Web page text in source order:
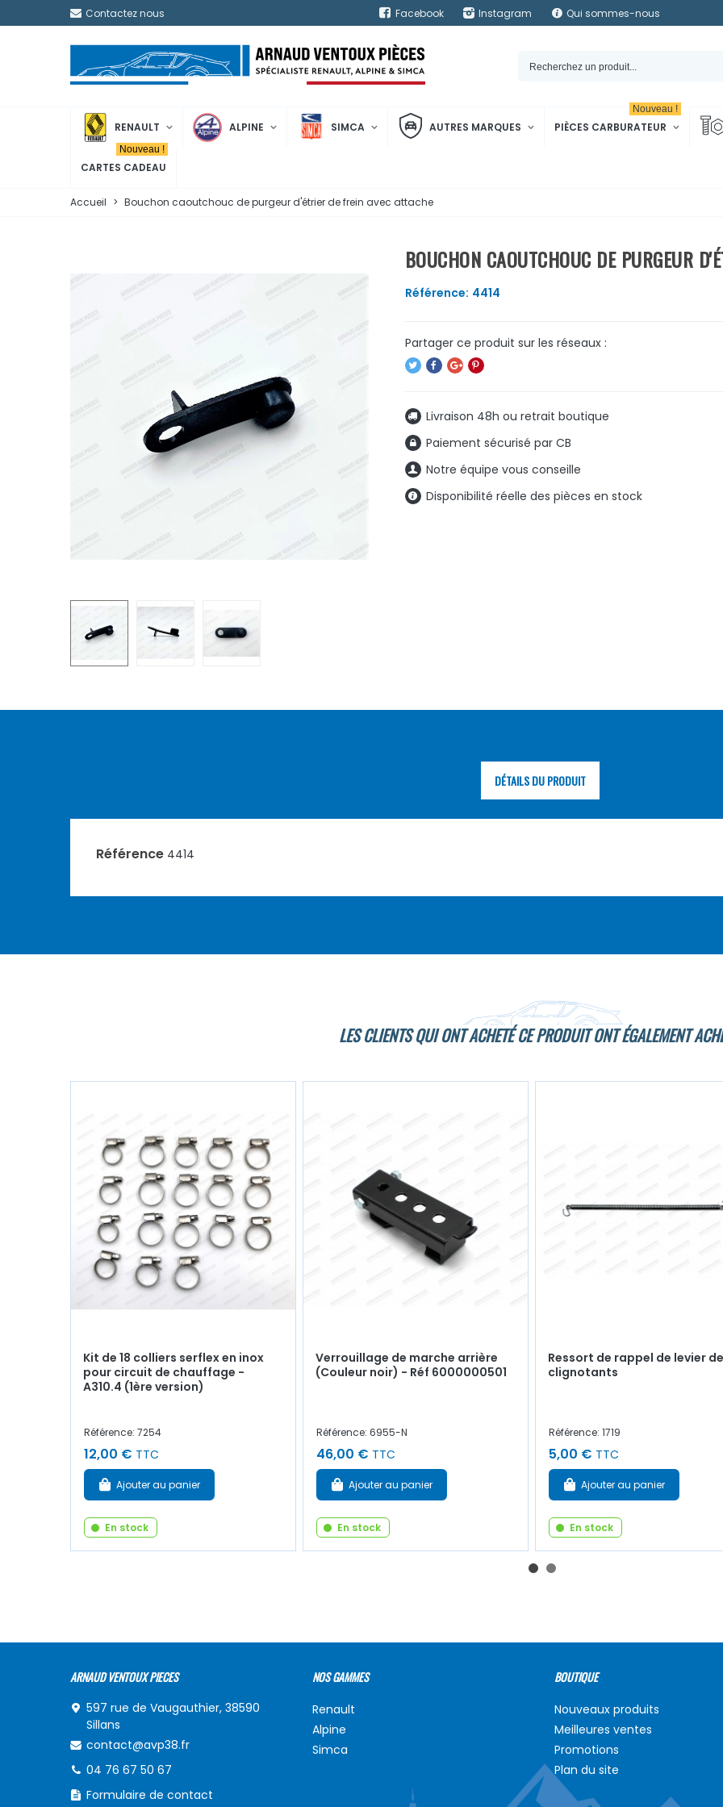
Contactez nous Facebook Instagram Qui sommes-nous
RENAULT ALPINE SIMCA AUTRES MARQUES PIÈCES CARBURATEUR
Nouveau !
CARTES CADEAU
Nouveau !
Accueil > Bouchon caoutchouc de purgeur d'étrier de frein avec attache
BOUCHON CAOUTCHOUC DE PURGEUR
Référence: 4414
Livraison 48h ou retrait boutique
Paiement sécurisé par CB
Notre équipe vous conseille
Disponibilité réelle des pièces en stock
DÉTAILS DU PRODUIT
Référence 4414
LES CLIENTS QUI ONT ACHETÉ CE PRODUIT ONT ÉGALEMENT
Kit de 18 colliers serflex en inox
pour circuit de chauffage -
A310.4 (1ère version)
Référence: 7254
12,00 € TTC
Ajouter au panier
En stock
Verrouillage de marche arrière
(Couleur noir) - Réf 6000000501
Référence: 6955-N
46,00 € TTC
Ajouter au panier
En stock
Ressort de rappel de levier de
clignotants
Référence: 1719
5,00 € TTC
Ajouter au panier
En stock
ARNAUD VENTOUX PIECES
597 rue de Vaugauthier, 38590
Sillans
contact@avp38.fr
04 76 67 50 67
Formulaire de contact
NOS GAMMES
Renault
Alpine
Simca
BOUTIQUE
Nouveaux produits
Meilleures ventes
Promotions
Plan du site